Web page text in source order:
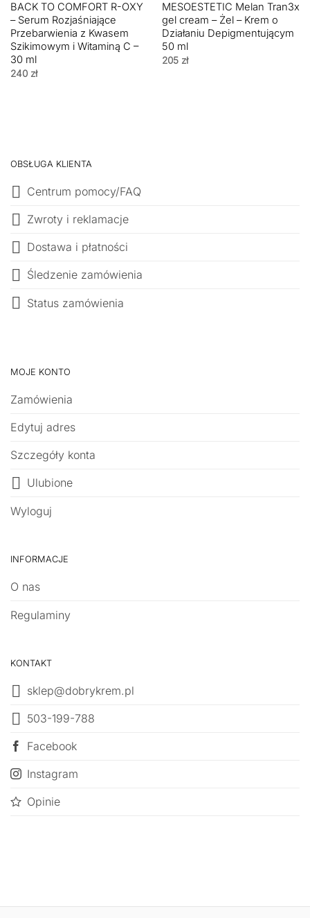
BACK TO COMFORT R-OXY
– Serum Rozjaśniające
Przebarwienia z Kwasem
Szikimowym i Witaminą C –
30 ml
240 zł
MESOESTETIC Melan Tran3x
gel cream – Żel – Krem o
Działaniu Depigmentującym
50 ml
205 zł
OBSŁUGA KLIENTA
Centrum pomocy/FAQ
Zwroty i reklamacje
Dostawa i płatności
Śledzenie zamówienia
Status zamówienia
MOJE KONTO
Zamówienia
Edytuj adres
Szczegóły konta
Ulubione
Wyloguj
INFORMACJE
O nas
Regulaminy
KONTAKT
sklep@dobrykrem.pl
503-199-788
Facebook
Instagram
Opinie